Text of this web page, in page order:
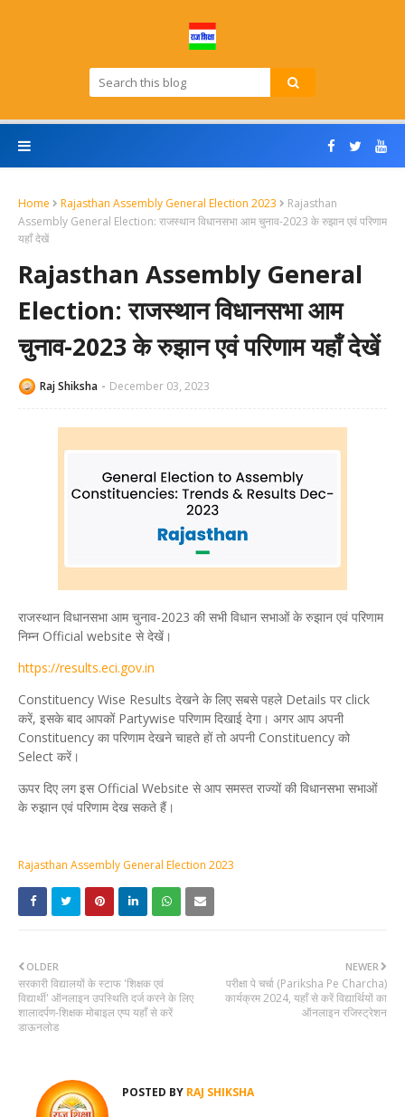
Home Rajasthan Assembly General Election 2023
Rajasthan
Assembly General Election: राजस्थान विधानसभा आम चुनाव-2023 के रुझान एवं परिणाम
यहाँ देखें
Rajasthan Assembly General
Election: राजस्थान विधानसभा आम
चुनाव-2023 के रुझान एवं परिणाम यहाँ देखें
Raj Shiksha December 03, 2023
राजस्थान विधानसभा आम चुनाव-2023 की सभी विधान सभाओं के रुझान एवं परिणाम
निम्न Official website से देखें।
https://results.eci.gov.in
Constituency Wise Results देखने के लिए सबसे पहले Details पर click
करें, इसके बाद आपकों Partywise परिणाम दिखाई देगा। अगर आप अपनी
Constituency का परिणाम देखने चाहते हों तो अपनी Constituency को
Select करें।
ऊपर दिए लग इस Official Website से आप समस्त राज्यों की विधानसभा सभाओं
के रुझान एवं परिणाम देख सकते हैं।
Rajasthan Assembly General Election 2023
NEWER
परीक्षा पे चर्चा (Pariksha Pe Charcha)
कार्यक्रम 2024, यहाँ से करें विद्यार्थियों का
ऑनलाइन रजिस्ट्रेशन
OLDER
सरकारी विद्यालयों के स्टाफ 'शिक्षक एवं
विद्यार्थी' ऑनलाइन उपस्थिति दर्ज करने के लिए
शालादर्पण-शिक्षक मोबाइल एप्प यहाँ से करें
डाऊनलोड
POSTED BY RAJ SHIKSHA